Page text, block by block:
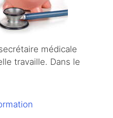
médicale
travaille. Dans le